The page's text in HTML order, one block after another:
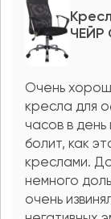
ЧЕЙР
Очень
кресла для
часов в день
болит, как
креслами.
немного
очень